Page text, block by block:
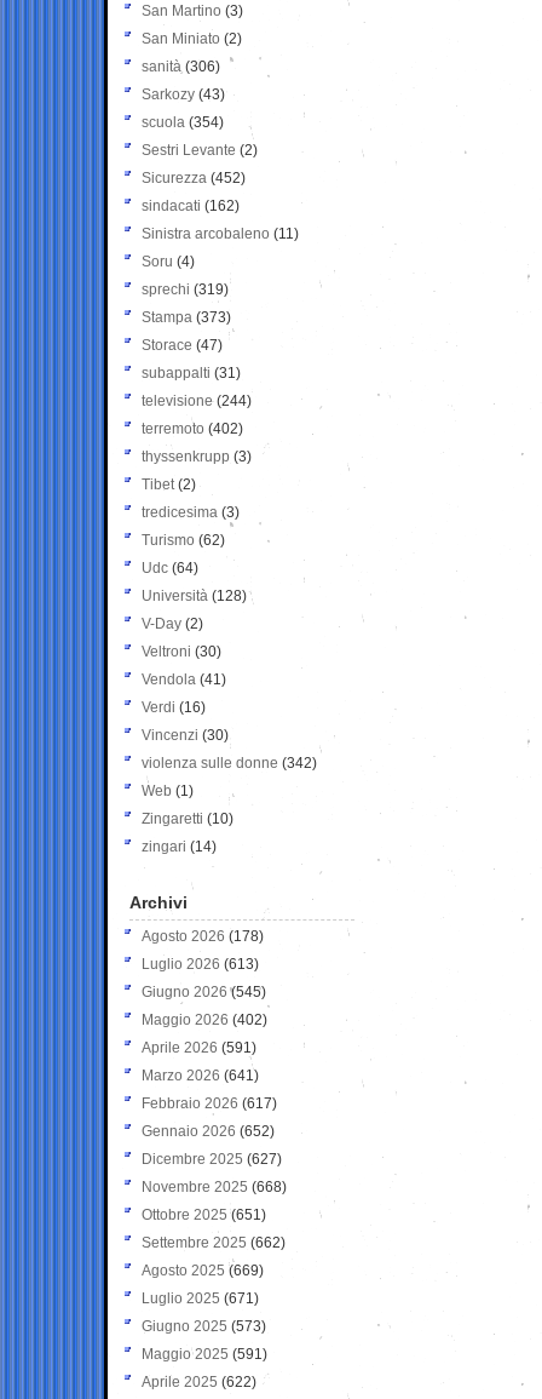
San Martino (3)
San Miniato (2)
sanità (306)
Sarkozy (43)
scuola (354)
Sestri Levante (2)
Sicurezza (452)
sindacati (162)
Sinistra arcobaleno (11)
Soru (4)
sprechi (319)
Stampa (373)
Storace (47)
subappalti (31)
televisione(244)
terremoto (402)
thyssenkrupp (3)
Tibet(2)
tredicesima (3)
Turismo (62)
Udc (64)
Università (128)
V-Day (2)
Veltroni (30)
Vendola (41)
Verdi (16)
Vincenzi (30)
violenza sulle donne (342)
Web (1)
Zingaretti (10)
zingari (14)
Archivi
Agosto 2026 (178)
Luglio 2026 (613)
Giugno 2026 (545)
Maggio 2026 (402)
Aprile 2026 (591)
Marzo 2026 (641)
Febbraio 2026 (617)
Gennaio 2026 (652)
Dicembre 2025 (627)
Novembre 2025 (668)
Ottobre 2025 (651)
Settembre 2025 (662)
Agosto 2025 (669)
Luglio 2025 (671)
Giugno 2025 (573)
Maggio 2025 (591)
Aprile 2025 (622)